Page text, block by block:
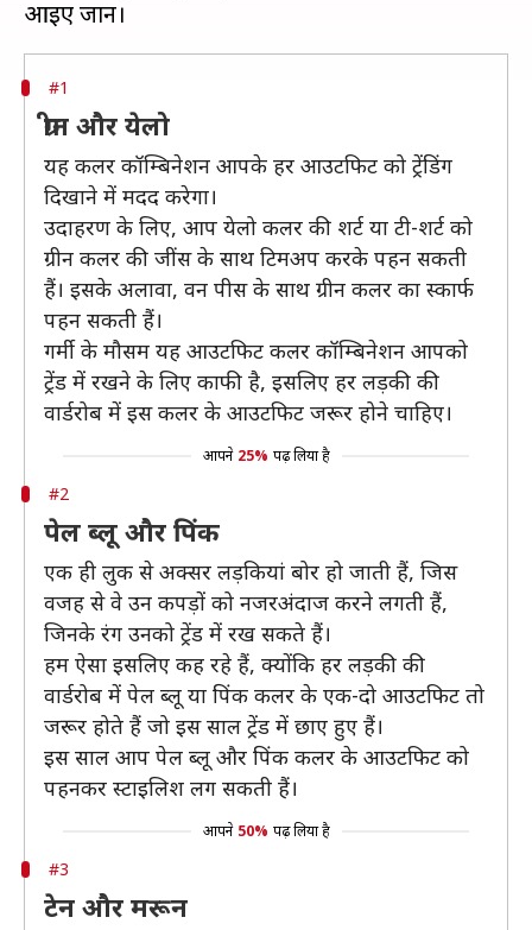
#1
ग्रीन और येलो
यह कलर कॉम्बिनेशन आपके हर आउटफिट को ट्रेंडिंग
दिखाने में मदद करेगा।
उदाहरण के लिए, आप येलो कलर की शर्ट या टी-शर्ट को
ग्रीन कलर की जींस के साथ टिमअप करके पहन सकती
हैं। इसके अलावा, वन पीस के साथ ग्रीन कलर का स्कार्फ
पहन सकती हैं।
गर्मी के मौसम यह आउटफिट कलर कॉम्बिनेशन आपको
ट्रेंड में रखने के लिए काफी है, इसलिए हर लड़की की
वार्डरोब में इस कलर के आउटफिट जरूर होने चाहिए।
आपने 25% पढ़ लिया है
#2
पेल ब्लू और पिंक
एक ही लुक से अक्सर लड़कियां बोर हो जाती हैं, जिस
वजह से वे उन कपड़ों को नजरअंदाज करने लगती हैं,
जिनके रंग उनको ट्रेंड में रख सकते हैं।
हम ऐसा इसलिए कह रहे हैं, क्योंकि हर लड़की की
वार्डरोब में पेल ब्लू या पिंक कलर के एक-दो आउटफिट तो
जरूर होते हैं जो इस साल ट्रेंड में छाए हुए हैं।
इस साल आप पेल ब्लू और पिंक कलर के आउटफिट को
पहनकर स्टाइलिश लग सकती हैं।
आपने 50% पढ़ लिया है
#3
टेन और मरून